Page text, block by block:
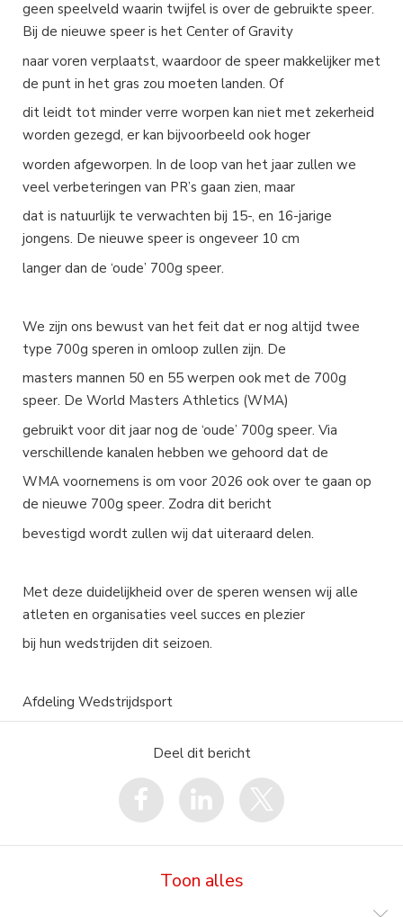
geen speelveld waarin twijfel is over de gebruikte speer.
Bij de nieuwe speer is het Center of Gravity
naar voren verplaatst, waardoor de speer makkelijker met
de punt in het gras zou moeten landen. Of
dit leidt tot minder verre worpen kan niet met zekerheid
worden gezegd, er kan bijvoorbeeld ook hoger
worden afgeworpen. In de loop van het jaar zullen we
veel verbeteringen van PR’s gaan zien, maar
dat is natuurlijk te verwachten bij 15-, en 16-jarige
jongens. De nieuwe speer is ongeveer 10 cm
langer dan de ‘oude’ 700g speer.
We zijn ons bewust van het feit dat er nog altijd twee
type 700g speren in omloop zullen zijn. De
masters mannen 50 en 55 werpen ook met de 700g
speer. De World Masters Athletics (WMA)
gebruikt voor dit jaar nog de ‘oude’ 700g speer. Via
verschillende kanalen hebben we gehoord dat de
WMA voornemens is om voor 2026 ook over te gaan op
de nieuwe 700g speer. Zodra dit bericht
bevestigd wordt zullen wij dat uiteraard delen.
Met deze duidelijkheid over de speren wensen wij alle
atleten en organisaties veel succes en plezier
bij hun wedstrijden dit seizoen.
Afdeling Wedstrijdsport
Deel dit bericht
Toon alles